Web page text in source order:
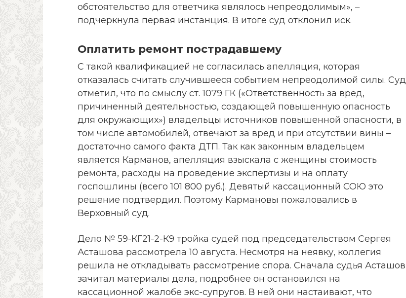
обстоятельство для ответчика являлось непреодолимым», –
подчеркнула первая инстанция. В итоге суд отклонил иск.
Оплатить ремонт пострадавшему
С такой квалификацией не согласилась апелляция, которая
отказалась считать случившееся событием непреодолимой силы. Суд
отметил, что по смыслу ст. 1079 ГК («Ответственность за вред,
причиненный деятельностью, создающей повышенную опасность
для окружающих») владельцы источников повышенной опасности, в
том числе автомобилей, отвечают за вред и при отсутствии вины –
достаточно самого факта ДТП. Так как законным владельцем
является Карманов, апелляция взыскала с женщины стоимость
ремонта, расходы на проведение экспертизы и на оплату
госпошлины (всего 101 800 руб.). Девятый кассационный СОЮ это
решение подтвердил. Поэтому Кармановы пожаловались в
Верховный суд.
Дело № 59-КГ21-2-К9 тройка судей под председательством Сергея
Асташова рассмотрела 10 августа. Несмотря на неявку, коллегия
решила не откладывать рассмотрение спора. Сначала судья Асташов
зачитал материалы дела, подробнее он остановился на
кассационной жалобе экс-супругов. В ней они настаивают, что